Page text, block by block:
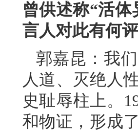
曾供述称“活
言人对此有何
郭嘉昆：我
人道、灭绝人
史耻辱柱上。
和物证，形成